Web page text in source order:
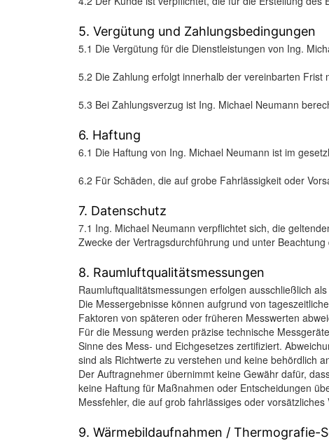
5. Vergütung und Zahlungsbedingungen
5.1 Die Vergütung für die Dienstleistungen von Ing.
5.2 Die Zahlung erfolgt innerhalb der vereinbarten
5.3 Bei Zahlungsverzug ist Ing. Michael Neumann
6. Haftung
6.1 Die Haftung von Ing. Michael Neumann ist im
6.2 Für Schäden, die auf grobe Fahrlässigkeit oder
7. Datenschutz
7.1 Ing. Michael Neumann verpflichtet sich, die
Zwecke der Vertragsdurchführung und unter
8. Raumluftqualitätsmessungen
Raumluftqualitätsmessungen erfolgen ausschließlich
Die Messergebnisse können aufgrund von
Faktoren von späteren oder früheren Messwerten
Für die Messung werden präzise technische
Sinne des Mess- und Eichgesetzes zertifiziert.
sind als Richtwerte zu verstehen und keine behördlich
Der Auftragnehmer übernimmt keine Gewähr dafür,
keine Haftung für Maßnahmen oder Entscheidungen
Messfehler, die auf grob fahrlässiges oder
9. Wärmebildaufnahmen / Thermografie-